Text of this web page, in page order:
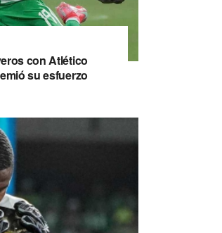
con Atlético
su esfuerzo